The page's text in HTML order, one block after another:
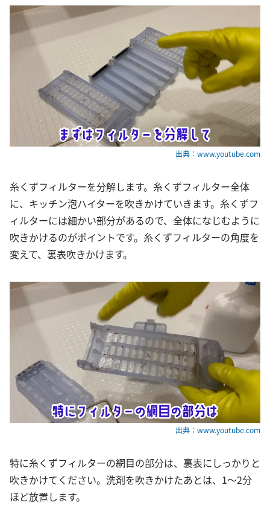
出典：www.youtube.com
糸くずフィルターを分解します。糸くずフィルター全体
に、キッチン泡ハイターを吹きかけていきます。糸くずフ
ィルターには細かい部分があるので、全体になじむように
吹きかけるのがポイントです。糸くずフィルターの角度を
変えて、裏表吹きかけます。
出典：www.youtube.com
特に糸くずフィルターの網目の部分は、裏表にしっかりと
吹きかけてください。洗剤を吹きかけたあとは、1～2分
ほど放置します。